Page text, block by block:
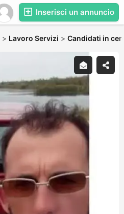
Inserisci un annuncio
> Lavoro Servizi > Candidati in